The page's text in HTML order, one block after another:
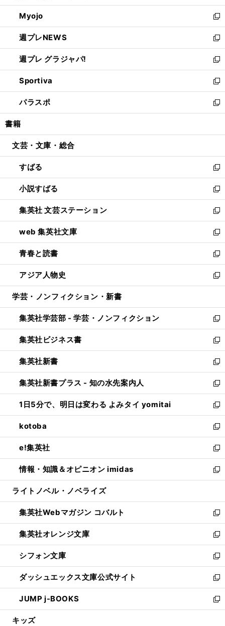
開
く
ウ
で
開
く
ン
ド
ウ
で
開
く
ウ
ィ
ン
ド
ウ
で
開
く
Myojo
新
し
い
ウ
ィ
ン
ド
ウ
で
開
週プレNEWS
新
し
い
ウ
ィ
ン
ド
ウ
開
週プレ グラジャパ!
新
し
い
ウ
ィ
ン
ウ
開
く
Sportiva
新
し
い
ウ
ン
ウ
で
開
く
パラスポ
新
し
ウ
ン
ド
ウ
で
開
く
書籍
文芸・文庫・総合
すばる
新
し
い
ウ
ィ
ン
ド
ウ
で
開
く
小説すばる
新
し
い
ウ
ィ
ン
ド
ウ
で
開
集英社 文芸ステーション
新
し
い
ウ
ィ
ン
ド
ウ
開
く
web 集英社文庫
新
し
い
ウ
ィ
ン
ウ
で
開
く
青春と読書
新
し
い
ウ
ン
ド
ウ
で
開
く
アジア人物史
新
し
ウ
ィ
ン
ド
ウ
で
開
く
学芸・ノンフィクション・新書
集英社学芸部 - 学芸・ノンフィクション
新
し
い
ウ
ィ
ン
ド
ウ
で
開
く
集英社ビジネス書
新
し
い
ウ
ィ
ン
ド
ウ
で
開
く
集英社新書
新
し
い
ウ
ィ
ン
ド
ウ
で
開
く
集英社新書プラス - 知の水先案内人
新
し
い
ウ
ィ
ン
ド
ウ
で
開
1日5分で、明日は変わる よみタイ yomitai
新
し
い
ウ
ィ
ン
ド
ウ
開
く
kotoba
新
し
い
ウ
ィ
ン
ウ
で
開
く
e!集英社
新
し
い
ウ
ン
ド
ウ
で
開
く
情報・知識＆オピニオン imidas
新
し
ウ
ィ
ン
ド
ウ
で
開
く
ライトノベル・ノベライズ
集英社Webマガジン コバルト
新
し
い
ウ
ィ
ン
ド
ウ
で
開
集英社オレンジ文庫
新
し
い
ウ
ィ
ン
ド
ウ
シフォン文庫
新
し
い
ウ
ィ
ン
ダッシュエックス文庫公式サイト
新
し
い
ウ
JUMP j-BOOKS
新
し
キッズ